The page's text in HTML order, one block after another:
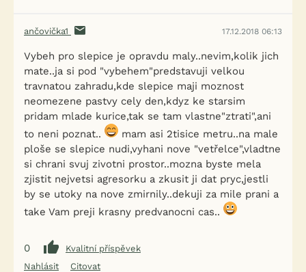
ančovička1 17.12.2018 06:13
Vybeh pro slepice je opravdu maly..nevim,kolik jich
mate..ja si pod "vybehem"predstavuji velkou
travnatou zahradu,kde slepice maji moznost
neomezene pastvy cely den,kdyz ke starsim
pridam mlade kurice,tak se tam vlastne"ztrati",ani
to neni poznat..
mam asi 2tisice metru..na male
ploše se slepice nudi,vyhani nove "vetřelce",vladtne
si chrani svuj zivotni prostor..mozna byste mela
zjistit nejvetsi agresorku a zkusit ji dat pryc,jestli
by se utoky na nove zmirnily..dekuji za mile prani a
take Vam preji krasny predvanocni cas..
0
Kvalitní příspěvek
Nahlásit
Citovat